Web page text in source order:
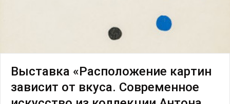
Выставка «Расположение картин
зависит от вкуса. Современное